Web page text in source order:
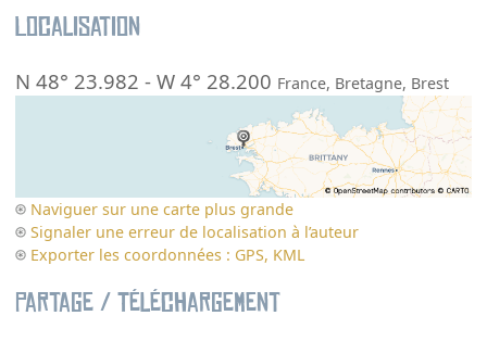
Localisation
N 48° 23.982 -W 4° 28.200 France, Bretagne, Brest
Naviguer sur une carte plus grande
Signaler une erreur de localisation à l’auteur
Exporter les coordonnées : GPS, KML
Partage / Téléchargement